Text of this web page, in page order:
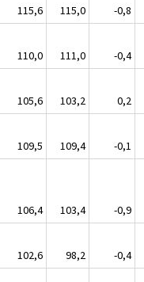
115,6 115,0
-0,8
110,0 111,0
-0,4
105,6 103,2
0,2
109,5 109,4
-0,1
106,4 103,4
-0,9
102,6 98,2
-0,4